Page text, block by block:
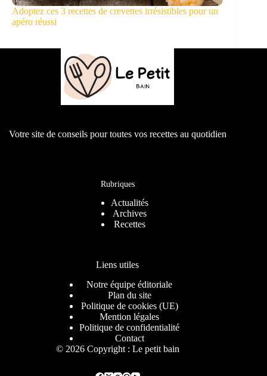
Adoptez ces 3 recettes de crevettes irrésistibles pour un
apéro réussi
Votre site de conseils pour toutes vos recettes au quotidien
Rubriques
Actualités
Archives
Recettes
Liens utiles
Notre équipe éditoriale
Plan du site
Politique de cookies (UE)
Mention légales
Politique de confidentialité
Contact
© 2026 Copyright : Le petit bain